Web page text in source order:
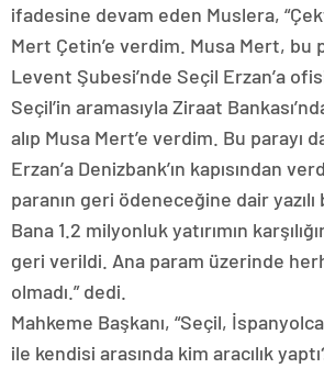
ifadesine devam eden Muslera,
Mert Çetin’e verdim. Musa Mert, bu
Levent Şubesi’nde Seçil Erzan’a
Seçil’in aramasıyla Ziraat
alıp Musa Mert’e verdim. Bu parayı
Erzan’a Denizbank’ın kapısından
paranın geri ödeneceğine dair
Bana 1.2 milyonluk yatırımın
geri verildi. Ana param üzerinde
olmadı.” dedi.
Mahkeme Başkanı, “Seçil,
ile kendisi arasında kim aracılık